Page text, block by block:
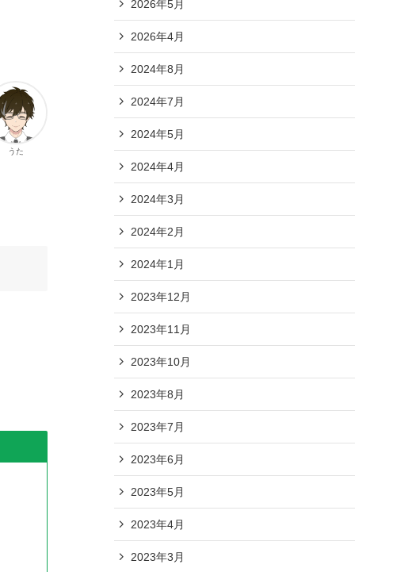
うた
2026年5月
2026年4月
2024年8月
2024年7月
2024年5月
2024年4月
2024年3月
2024年2月
2024年1月
2023年12月
2023年11月
2023年10月
2023年8月
2023年7月
2023年6月
2023年5月
2023年4月
2023年3月